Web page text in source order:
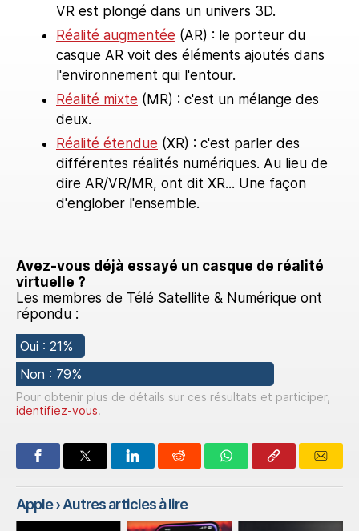
VR est plongé dans un univers 3D.
Réalité augmentée (AR) : le porteur du
casque AR voit des éléments ajoutés dans
l'environnement qui l'entour.
Réalité mixte (MR) : c'est un mélange des
deux.
Réalité étendue (XR) : c'est parler des
différentes réalités numériques. Au lieu de
dire AR/VR/MR, ont dit XR... Une façon
d'englober l'ensemble.
Avez-vous déjà essayé un casque de réalité
virtuelle ?
Les membres de Télé Satellite & Numérique ont
répondu :
Oui : 21%
Non : 79%
Pour obtenir plus de détails sur ces résultats et participer,
identifiez-vous.
Apple› Autres articles à lire